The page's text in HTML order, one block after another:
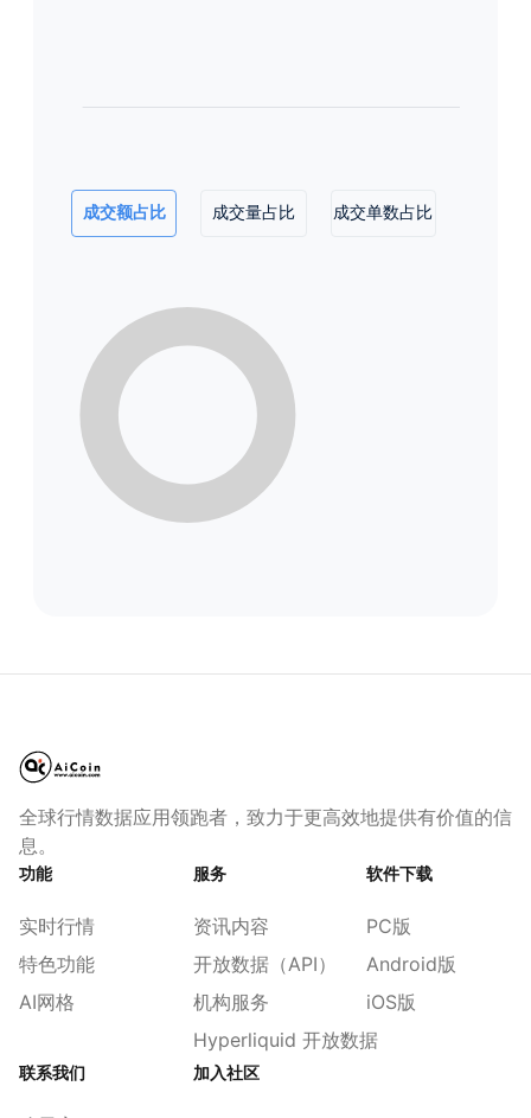
成交额占比 成交量占比 成交单数占比
全球行情数据应用领跑者，致力于更高效地提供有价值的信
息。
功能
实时行情
特色功能
AI网格
服务
资讯内容
开放数据（API）
机构服务
Hyperliquid 开放数据
软件下载
PC版
Android版
iOS版
联系我们 加入社区